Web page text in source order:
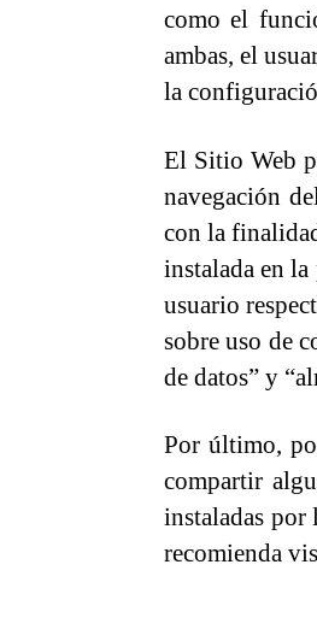
como el
ambas, el
la
El Sitio Web
navegación
con la
instalada en
usuario
sobre uso de
de datos” y
Por último,
compartir
instaladas por
recomienda